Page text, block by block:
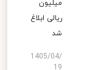
میلیون
ریالی ابلاغ
شد
1405/04/
19